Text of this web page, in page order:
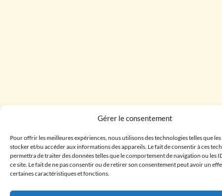
Gérer le consentement
Pour offrir les meilleures expériences, nous utilisons des technologies telles que
stocker et/ou accéder aux informations des appareils. Le fait de consentir à ces
permettra de traiter des données telles que le comportement de navigation ou les
ce site. Le fait de ne pas consentir ou de retirer son consentement peut avoir un
certaines caractéristiques et fonctions.